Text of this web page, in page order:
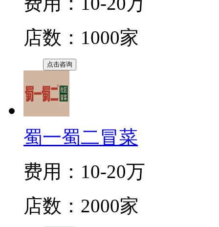
店数：1000家
点击咨询
蜀一蜀二冒菜
费用：10-20万
店数：2000家